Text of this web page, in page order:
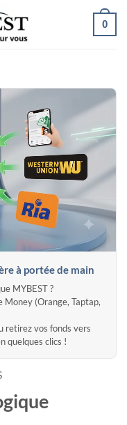
0
à portée de main
MYBEST ?
Money (Orange, Taptap,
retirez vos fonds vers
quelques clics !